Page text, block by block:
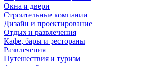
Окна и двери
Строительные компании
Дизайн и проектирование
Отдых и развлечения
Кафе, бары и рестораны
Развлечения
Путешествия и туризм